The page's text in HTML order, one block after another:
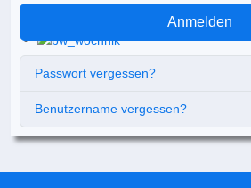
Anmelden
Passwort vergessen?
Benutzername vergessen?